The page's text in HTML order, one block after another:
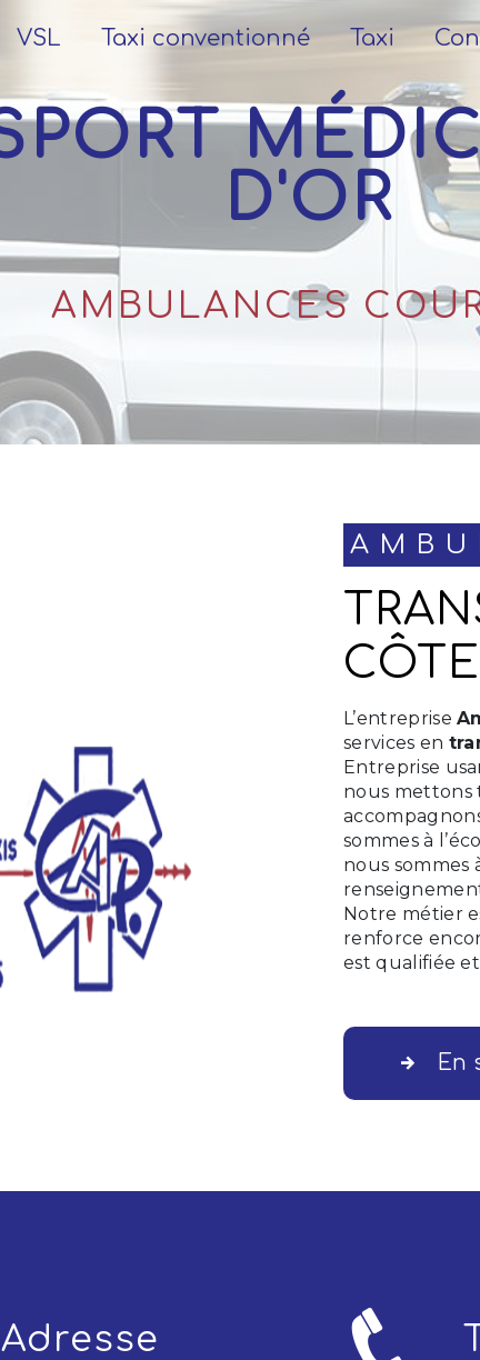
VSL Taxi conventionné Taxi
D'OR
AMBULANCES
TRANSPORT MÉDICAL À
L’entreprise
services en
Entreprise
nous mettons
sommes à
nous sommes
Notre métier
renforce
est qualifiée
En
Adresse